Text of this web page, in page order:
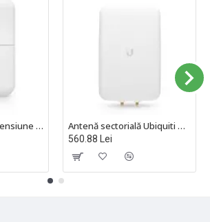
Protector la supratensiune rețea Ubiquiti - ETH-SP-G2 Antenă sectorială Ubiquiti UniFi AP Mesh cu polarizare dublă, UMA-D
560.88 Lei